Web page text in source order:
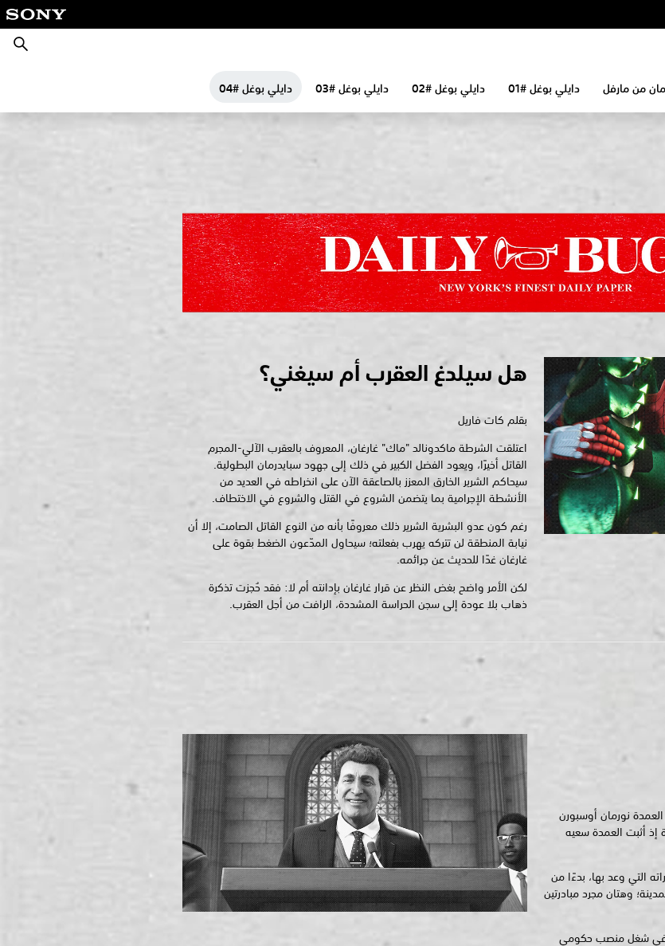
بحث
من مارفل دايلي بوغل #01 دايلي بوغل #02 دايلي بوغل #03 دايلي بوغل #04
هل سيلدغ العقرب أم سيغني؟
بقلم كات فاريل
اعتلقت الشرطة ماكدونالد "ماك" غارغان، المعروف بالعقرب الآلي-المجرم
القاتل أخيرًا، ويعود الفضل الكبير في ذلك إلى جهود سبايدرمان البطولية.
سيحاكم الشرير الخارق المعزز بالصاعقة الآن على انخراطه في العديد من
الأنشطة الإجرامية بما يتضمن الشروع في القتل والشروع في الاختطاف.
رغم كون عدو البشرية الشرير ذلك معروفًا بأنه من النوع القاتل الصامت، إلا أن
نيابة المنطقة لن تتركه يهرب بفعلته؛ سيحاول المدّعون الضغط بقوة على
غارغان غدًا للحديث عن جرائمه.
لكن الأمر واضح بغض النظر عن قرار غارغان بإدانته أم لا: فقد حُجزت تذكرة
ذهاب بلا عودة إلى سجن الحراسة المشددة، الرافت من أجل العقرب.
العمدة نورمان أوسبورن
إذ أثبت العمدة سعيه
التي وعد بها، بدءًا من
وهتان مجرد مبادرتين
في شغل منصب حكومي